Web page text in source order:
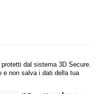
protetti dal sistema 3D Secure.
e non salva i dati della tua